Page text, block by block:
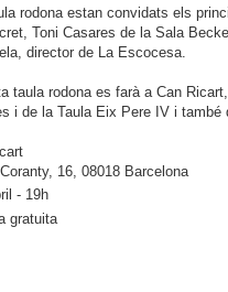
rodona estan convidats els
Toni Casares de la Sala
director de La Escocesa.
taula rodona es farà a Can
i de la Taula Eix Pere IV i també
16, 08018 Barcelona
- 19h
gratuita